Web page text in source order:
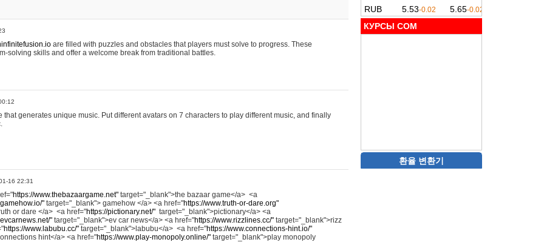
are filled with puzzles and obstacles that players must solve to progress. These
solving skills and offer a welcome break from traditional battles.
that generates unique music. Put different avatars on 7 characters to play different music, and finally
16 22:31
https://www.thebazaargame.net" target="_blank">the bazaar game</a> <a
" target="_blank"> gamehow </a> <a href="https://www.truth-or-dare.org"
or dare </a> <a href="https://pictionary.net/" target="_blank">pictionary</a> <a
" target="_blank">ev car news</a> <a href="https://www.rizzlines.cc/" target="_blank">rizz
https://www.labubu.cc/" target="_blank">labubu</a> <a href="https://www.connections-hint.io/"
hint</a> <a href="https://www.play-monopoly.online/" target="_blank">play monopoly
КУРСЫ COM
환율 변환기